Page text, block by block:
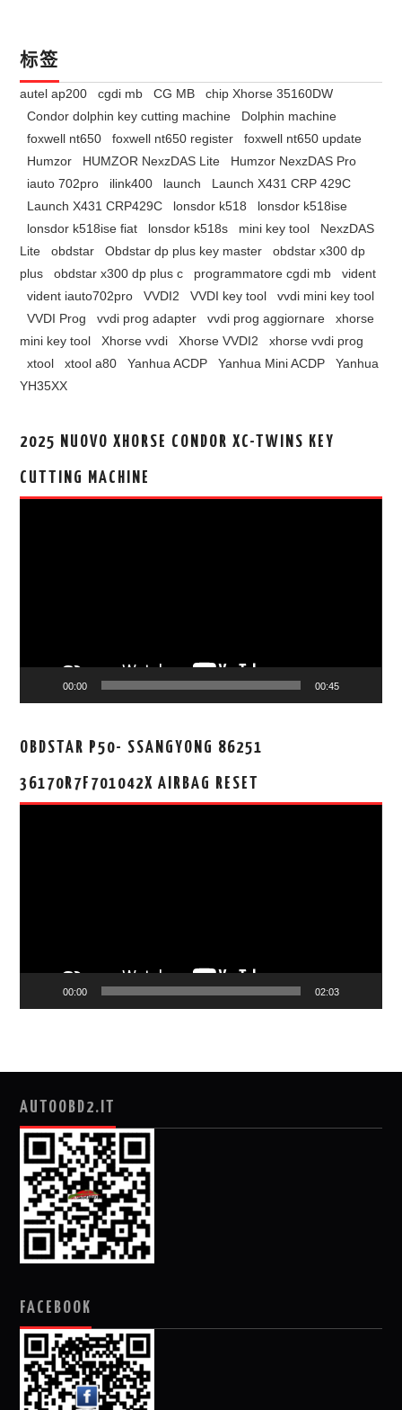
标签
autel ap200 cgdi mb CG MB
chip Xhorse 35160DW
Condor dolphin key cutting machine
Dolphin machine
foxwell nt650
foxwell nt650 register
foxwell nt650 update
Humzor
HUMZOR NexzDAS Lite
Humzor NexzDAS Pro
iauto 702pro
ilink400 launch
Launch X431 CRP 429C
Launch X431 CRP429C
lonsdor k518
lonsdor k518ise
lonsdor k518ise fiat
lonsdor k518s mini key tool
NexzDAS
Lite
obdstar Obdstar dp plus key master
obdstar x300 dp
plus
obdstar x300 dp plus c programmatore cgdi mb
vident
vident iauto702pro
VVDI2 VVDI key tool
vvdi mini key tool
VVDI Prog
vvdi prog adapter vvdi prog aggiornare
xhorse
mini key tool
Xhorse vvdi Xhorse VVDI2
xhorse vvdi prog
xtool
xtool a80 Yanhua ACDP Yanhua Mini ACDP
Yanhua
YH35XX
2025 NUOVO XHORSE CONDOR XC-TWINS KEY
CUTTING MACHINE
00:00 00:45
OBDSTAR P50- SSANGYONG 86251
36170R7F701042X AIRBAG RESET
00:00 02:03
AUTOOBD2.IT
FACEBOOK